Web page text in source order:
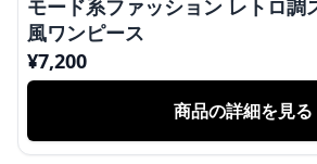
モード系ファッション レトロ調
風ワンピース
¥7,200
商品の詳細を見る